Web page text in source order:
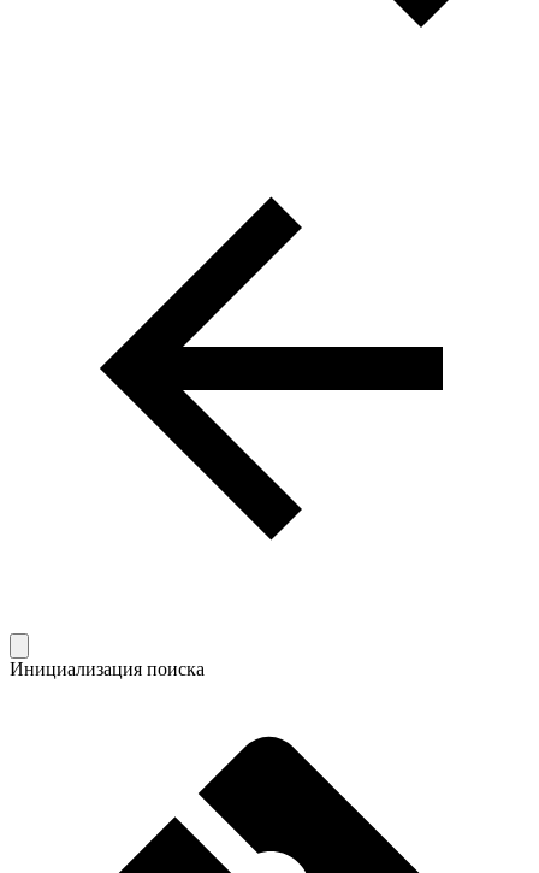
Инициализация поиска